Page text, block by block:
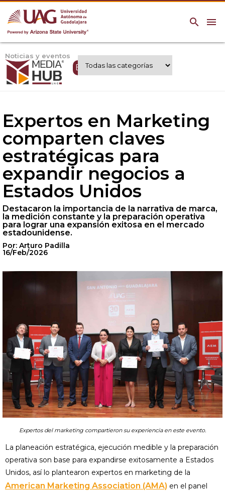
menu
search
Noticias y eventos
Expertos UAG
Expertos en Marketing
comparten claves
estratégicas para
expandir negocios a
Estados Unidos
Destacaron la importancia de la narrativa de marca,
la medición constante y la preparación operativa
para lograr una expansión exitosa en el mercado
estadounidense.
Por: Arturo Padilla
16/Feb/2026
Expertos del marketing compartieron su experiencia en este evento.
La planeación estratégica, ejecución medible y la preparación
operativa son base para expandirse exitosamente a Estados
Unidos, así lo plantearon expertos en marketing de la
American Marketing Association (AMA) en el panel